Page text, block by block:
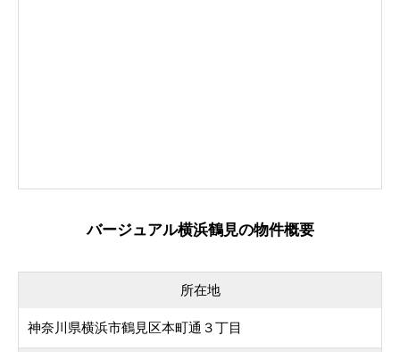
バージュアル横浜鶴見の物件概要
所在地
神奈川県横浜市鶴見区本町通３丁目